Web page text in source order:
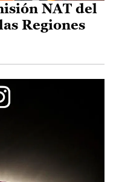
NAT del
Regiones